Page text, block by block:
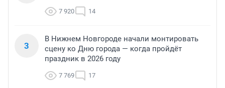
7 920 14
3
В Нижнем Новгороде начали монтировать
сцену ко Дню города — когда пройдёт
праздник в 2026 году
7 769 17